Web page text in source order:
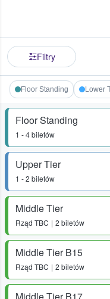
Filtry
Floor Standing Lower
Floor Standing
1 - 4 biletów
Upper Tier
1 - 2 biletów
Middle Tier
Rząd TBC 2 biletów
Middle Tier B15
Rząd TBC 2 biletów